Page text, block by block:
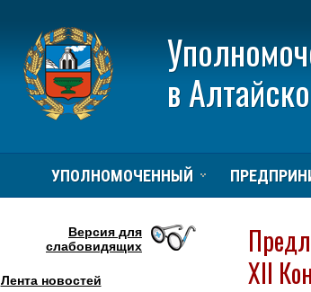
в
УПОЛНОМОЧЕННЫЙ
Версия для
слабовидящих
Лента новостей
XII